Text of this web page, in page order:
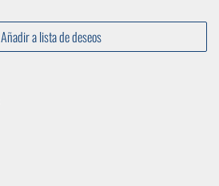
Añadir a lista de deseos